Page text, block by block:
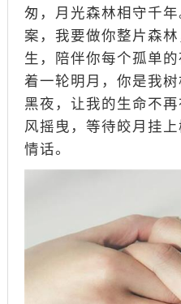
匆，月光森林相守千
案，我要做你整片森
生，陪伴你每个孤单
着一轮明月，你是我
黑夜，让我的生命不
风摇曳，等待皎月挂
情话。